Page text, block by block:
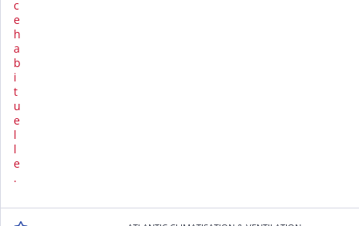
c
e
h
a
b
i
t
u
e
l
l
e
.